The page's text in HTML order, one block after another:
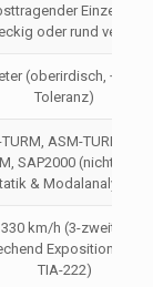
oder rund verjüngt
(oberirdisch, +/-
Toleranz)
ASM-TURM, PLS
SAP2000
& Modalanalyse)
km/h (3-zweiter Bö,
Exposition C
TIA-222)